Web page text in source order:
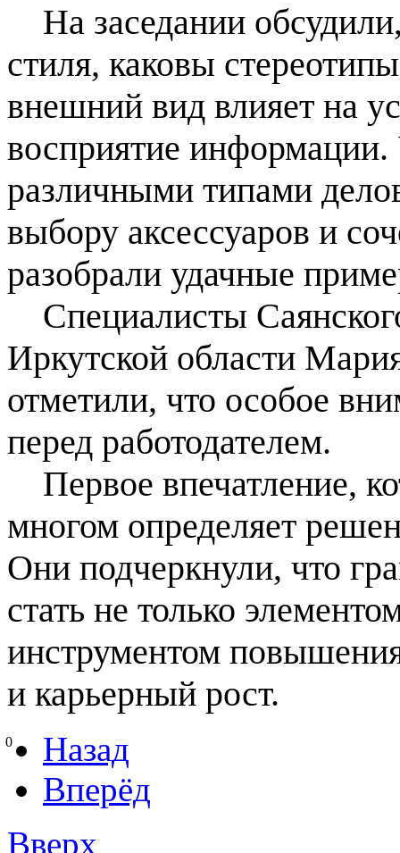
На заседании
стиля, каковы
внешний вид влияет на
восприятие
различными типами
выбору аксессуаров и
разобрали удачные
Специалисты
Иркутской области
отметили, что особое
перед работодателем.
Первое впечатление,
многом определяет
Они подчеркнули, что
стать не только
инструментом
и карьерный рост.
0
Назад
Вперёд
Вверх